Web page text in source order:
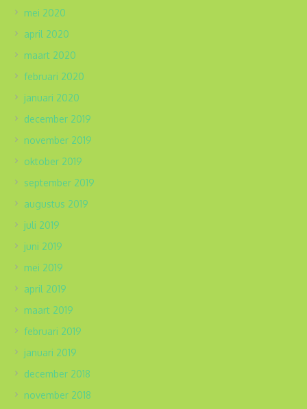
mei 2020
april 2020
maart 2020
februari 2020
januari 2020
december 2019
november 2019
oktober 2019
september 2019
augustus 2019
juli 2019
juni 2019
mei 2019
april 2019
maart 2019
februari 2019
januari 2019
december 2018
november 2018